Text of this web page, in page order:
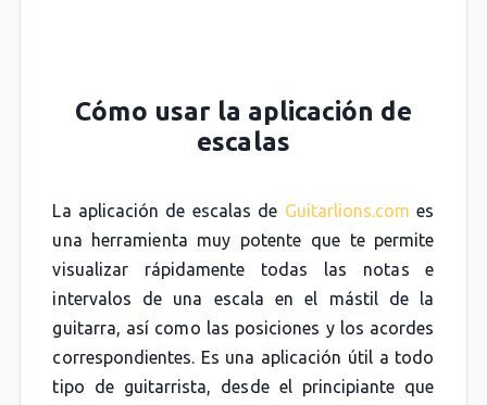
Cómo usar la aplicación de
escalas
La aplicación de escalas de Guitarlions.com es
una herramienta muy potente que te permite
visualizar rápidamente todas las notas e
intervalos de una escala en el mástil de la
guitarra, así como las posiciones y los acordes
correspondientes. Es una aplicación útil a todo
tipo de guitarrista, desde el principiante que